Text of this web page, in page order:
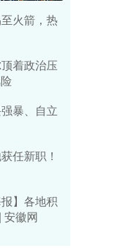
火箭，热
着政治压
暴、自立
任新职！
】各地积
安徽网